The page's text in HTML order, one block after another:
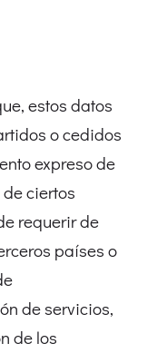
estos datos
o cedidos
expreso de
ciertos
requerir de
países o
de servicios,
de los